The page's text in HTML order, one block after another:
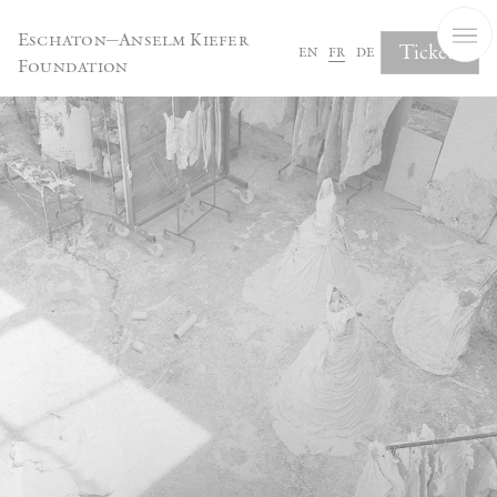
Eschaton—Anselm Kiefer
Foundation
en fr de Tickets